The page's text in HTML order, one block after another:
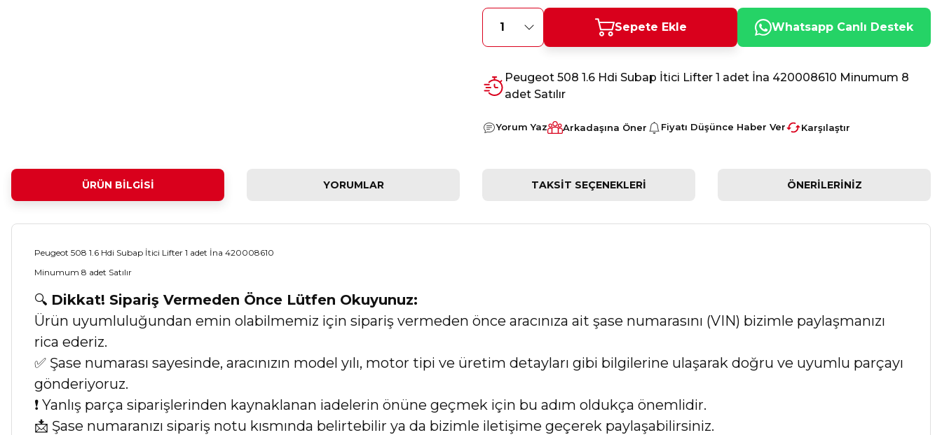
Sepete Ekle Whatsapp Canlı Destek
Peugeot 508 1.6 Hdi Subap İtici Lifter 1 adet İna 420008610 Minumum 8
adet Satılır
Yorum Yaz Arkadaşına Öner Fiyatı Düşünce Haber Ver Karşılaştır
ÜRÜN BILGISI YORUMLAR TAKSIT SEÇENEKLERI ÖNERILERINIZ
Peugeot 508 1.6 Hdi Subap İtici Lifter 1 adet İna 420008610
Minumum 8 adet Satılır
🔍 Dikkat! Sipariş Vermeden Önce Lütfen Okuyunuz:
Ürün uyumluluğundan emin olabilmemiz için sipariş vermeden önce aracınıza ait şase numarasını (VIN) bizimle paylaşmanızı
rica ederiz.
✅ Şase numarası sayesinde, aracınızın model yılı, motor tipi ve üretim detayları gibi bilgilerine ulaşarak doğru ve uyumlu parçayı
gönderiyoruz.
❗ Yanlış parça siparişlerinden kaynaklanan iadelerin önüne geçmek için bu adım oldukça önemlidir.
📩 Şase numaranızı sipariş notu kısmında belirtebilir ya da bizimle iletişime geçerek paylaşabilirsiniz.